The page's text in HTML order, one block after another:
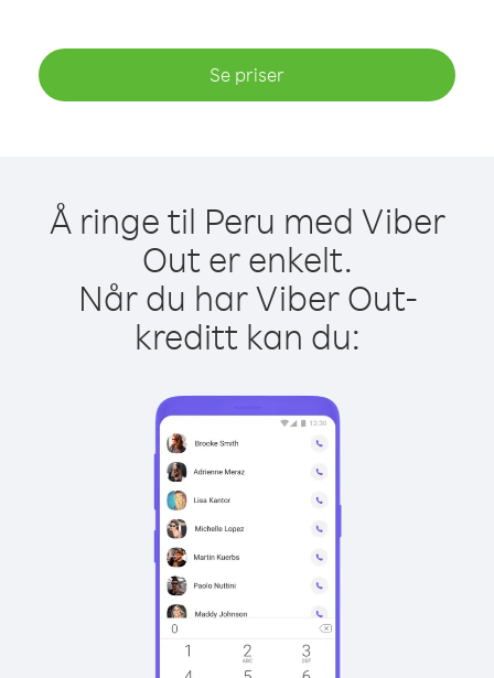
Se priser
Å ringe til Peru med Viber
Out er enkelt.
Når du har Viber Out-
kreditt kan du: